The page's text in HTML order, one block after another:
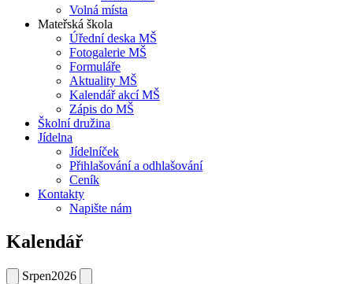
Volná místa
Mateřská škola
Úřední deska MŠ
Fotogalerie MŠ
Formuláře
Aktuality MŠ
Kalendář akcí MŠ
Zápis do MŠ
Školní družina
Jídelna
Jídelníček
Přihlašování a odhlašování
Ceník
Kontakty
Napište nám
Kalendář
Srpen2026